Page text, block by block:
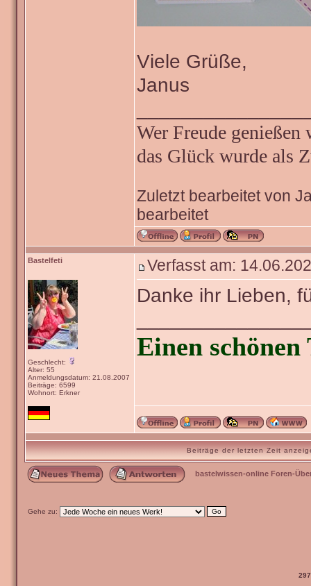
Viele Grüße,
Janus
Wer Freude
das Glück wurde als
Zuletzt bearbeitet von
bearbeitet
Bastelfeti
Geschlecht:
Alter: 55
Anmeldungsdatum: 21.08.2007
Beiträge: 6599
Wohnort: Erkner
Verfasst am:
Danke ihr Lieben,
Einen
Beiträge der letzten Zeit
bastelwissen-online Foren-
Gehe zu: